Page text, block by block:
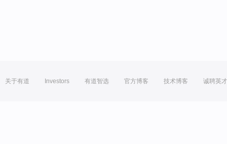
关于有道 Investors 有道智选 官方博客 技术博客 诚聘英才